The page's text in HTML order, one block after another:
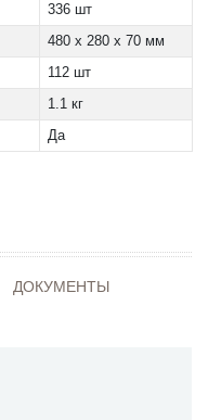
336 шт
480 x 280 x 70 мм
112 шт
1.1 кг
Да
ДОКУМЕНТЫ